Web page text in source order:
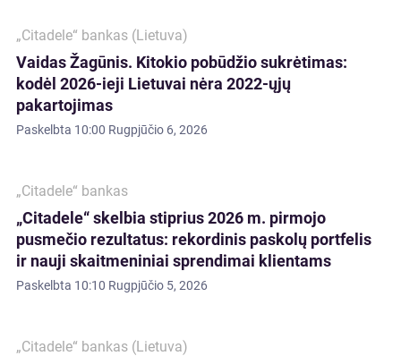
„Citadele“ bankas (Lietuva)
Vaidas Žagūnis. Kitokio pobūdžio sukrėtimas:
kodėl 2026-ieji Lietuvai nėra 2022-ųjų
pakartojimas
Paskelbta 10:00 Rugpjūčio 6, 2026
„Citadele“ bankas
„Citadele“ skelbia stiprius 2026 m. pirmojo
pusmečio rezultatus: rekordinis paskolų portfelis
ir nauji skaitmeniniai sprendimai klientams
Paskelbta 10:10 Rugpjūčio 5, 2026
„Citadele“ bankas (Lietuva)